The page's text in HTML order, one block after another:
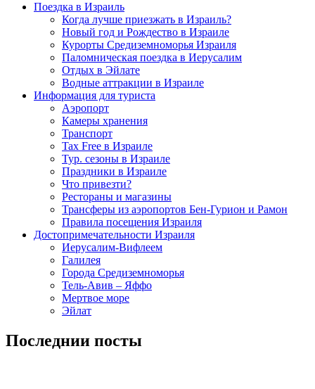
Поездка в Израиль
Когда лучше приезжать в Израиль?
Новый год и Рождество в Израиле
Курорты Средиземноморья Израиля
Паломническая поездка в Иерусалим
Отдых в Эйлате
Водные аттракции в Израиле
Информация для туриста
Аэропорт
Камеры хранения
Транспорт
Tax Free в Израиле
Тур. сезоны в Израиле
Праздники в Израиле
Что привезти?
Рестораны и магазины
Трансферы из аэропортов Бен-Гурион и Рамон
Правила посещения Израиля
Достопримечательности Израиля
Иерусалим-Вифлеем
Галилея
Города Средиземноморья
Тель-Авив – Яффо
Мертвое море
Эйлат
Последнии посты